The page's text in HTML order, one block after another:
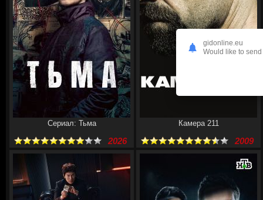
Сериал: Тьма
2026
Камера 211
2009
gidonline.eu
Would like to